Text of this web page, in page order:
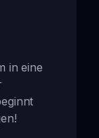
in eine